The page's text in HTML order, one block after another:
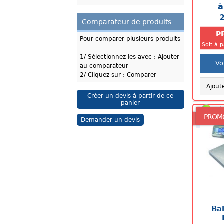
mg à
Soit à
Comparateur de produits
Pour comparer plusieurs produits
1/ Sélectionnez-les avec : Ajouter
au comparateur
2/ Cliquez sur : Comparer
Créer un devis à partir de ce
panier
Demander un devis